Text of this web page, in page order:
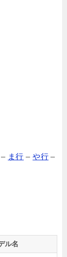
– ま行 –や行–
ル名